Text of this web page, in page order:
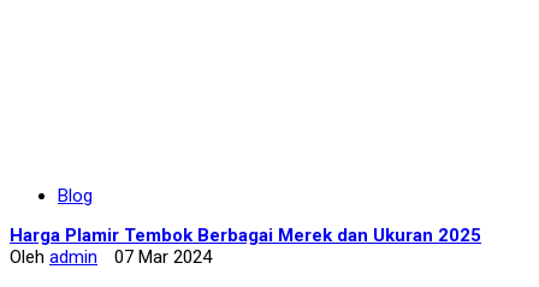
Blog
Harga Plamir Tembok Berbagai Merek dan Ukuran 2025
Oleh admin 07 Mar 2024